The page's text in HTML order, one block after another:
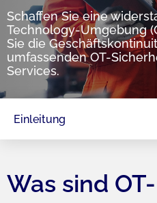
Schaffen Sie eine
Technology-Umgebung
Sie die
umfassenden OT-
Services.
Einleitung
Was sind OT-